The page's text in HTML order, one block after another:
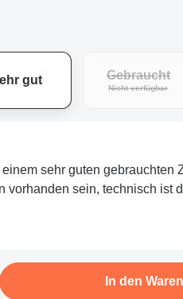
gut Gebraucht
Nicht verfügbar
(Diese
sehr guten gebrauchten
vorhanden sein, technisch ist
den gewünschten
In den